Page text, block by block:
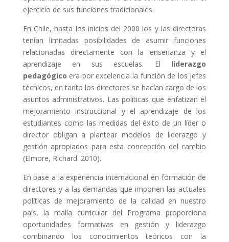
ejercicio de sus funciones tradicionales.
En Chile, hasta los inicios del 2000 los y las directoras
tenían limitadas posibilidades de asumir funciones
relacionadas directamente con la enseñanza y el
aprendizaje en sus escuelas. El liderazgo
pedagógico era por excelencia la función de los jefes
técnicos, en tanto los directores se hacían cargo de los
asuntos administrativos. Las políticas que enfatizan el
mejoramiento instruccional y el aprendizaje de los
estudiantes como las medidas del éxito de un líder o
director obligan a plantear modelos de liderazgo y
gestión apropiados para esta concepción del cambio
(Elmore, Richard. 2010).
En base a la experiencia internacional en formación de
directores y a las demandas que imponen las actuales
políticas de mejoramiento de la calidad en nuestro
país, la malla curricular del Programa proporciona
oportunidades formativas en gestión y liderazgo
combinando los conocimientos teóricos con la